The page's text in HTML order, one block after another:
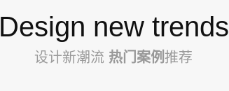
Design new trends
设计新潮流 热门案例 推荐